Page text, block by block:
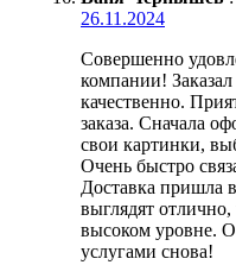
26.11.2024
Совершенно
компании!
качественно.
заказа. Сначала
свои картинки,
Очень быстро
Доставка пришла
выглядят отлично,
высоком уровне.
услугами снова!